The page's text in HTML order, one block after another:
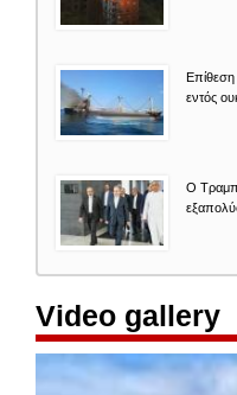
εντός
Ο Τραμπ
Video gallery